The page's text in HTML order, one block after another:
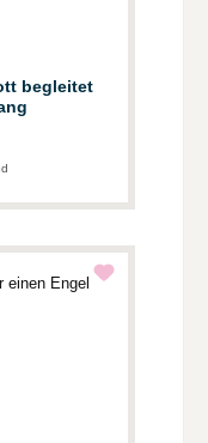
begleitet